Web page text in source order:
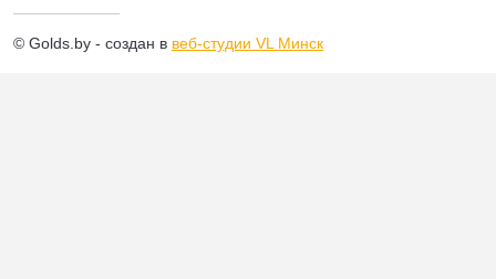
© Golds.by - создан в веб-студии VL Минск